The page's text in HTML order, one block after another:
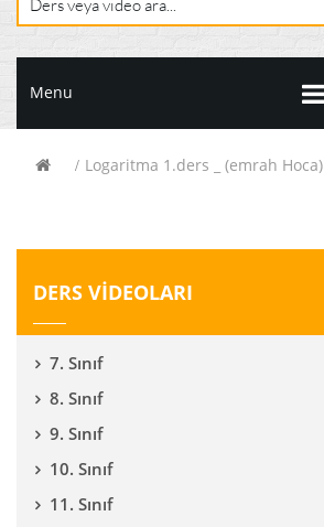
Menu
Logaritma 1.ders _ (emrah Hoca)
DERS VİDEOLARI
7. Sınıf
8. Sınıf
9. Sınıf
10. Sınıf
11. Sınıf